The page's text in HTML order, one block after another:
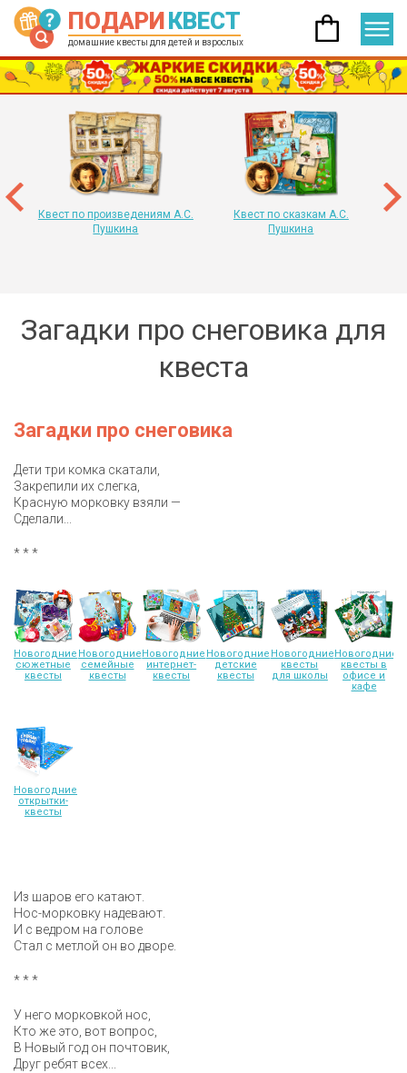
ПОДАРИКВЕСТ
домашние квесты для детей и взрослых
Квест по произведениям А.С.
Пушкина
Квест по сказкам А.С.
Пушкина
Загадки про снеговика для
квеста
Загадки про снеговика
Дети три комка скатали,
Закрепили их слегка,
Красную морковку взяли —
Сделали...
* * *
Новогодние
сюжетные
квесты
Новогодние
семейные
квесты
Новогодние
интернет-
квесты
Новогодние
детские
квесты
Новогодние
квесты
для школы
Новогодние
квесты в
офисе и
кафе
Новогодние
открытки-
квесты
Из шаров его катают.
Нос-морковку надевают.
И с ведром на голове
Стал с метлой он во дворе.
* * *
У него морковкой нос,
Кто же это, вот вопрос,
В Новый год он почтовик,
Друг ребят всех...